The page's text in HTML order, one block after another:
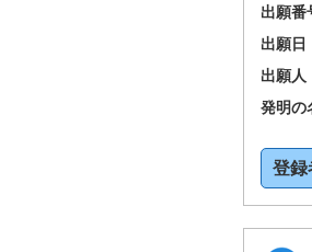
出願番
出願日
出願人
発明の
登録